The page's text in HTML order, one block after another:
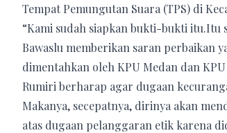
Tempat Pemungutan Suara (TPS) di
“Kami sudah siapkan bukti-bukti itu.Itu
Bawaslu memberikan saran perbaikan
dimentahkan oleh KPU Medan dan
Rumiri berharap agar dugaan
Makanya, secepatnya, dirinya akan
atas dugaan pelanggaran etik karena